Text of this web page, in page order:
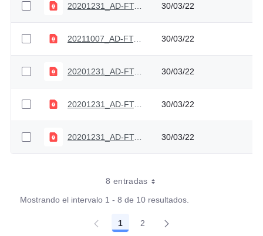
20201231_AD-FT-048_V1_Contrato 30/03/22
20211007_AD-FT-055_V1_Compromiso_integridad (1) (1) 30/03/22
20201231_AD-FT-001_V3_Estudios previos contratación directa 30/03/22
20201231_AD-FT-002_V3_Estudios previos 30/03/22
20201231_AD-FT-003_V3_Pliego condiciones definitivo 30/03/22
8 entradas
Mostrando el intervalo 1 - 8 de 10 resultados.
Página
1 Página
2